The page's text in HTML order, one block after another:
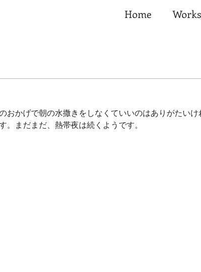
Home Works
おかげで朝の水撒きをしなくていいのはありがたい
。まだまだ、熱帯夜は続くようです。